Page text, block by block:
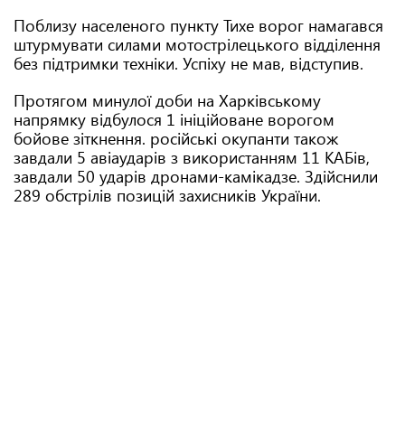
Поблизу населеного пункту Тихе ворог намагався
штурмувати силами мотострілецького відділення
без підтримки техніки. Успіху не мав, відступив.
Протягом минулої доби на Харківському
напрямку відбулося 1 ініційоване ворогом
бойове зіткнення. російські окупанти також
завдали 5 авіаударів з використанням 11 КАБів,
завдали 50 ударів дронами-камікадзе. Здійснили
289 обстрілів позицій захисників України.